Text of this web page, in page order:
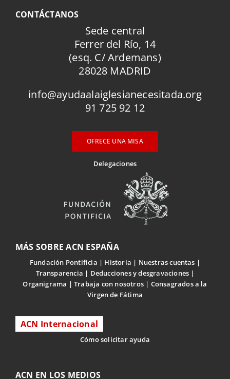
CONTÁCTANOS
Sede central
Ferrer del Río, 14
(esq. C/ Ardemans)
28028 MADRID
info@ayudaalaiglesianecesitada.org
91 725 92 12
OFRECE UNA MISA
Delegaciones
MÁS SOBRE ACN ESPAÑA
Fundación Pontificia Historia
Nuestras cuentas
Transparencia
Deducciones y desgravaciones
Organigrama
Trabaja con nosotros
Consagrados a la
Virgen de Fátima
ACN Internacional
Cómo solicitar ayuda
ACN EN LOS MEDIOS